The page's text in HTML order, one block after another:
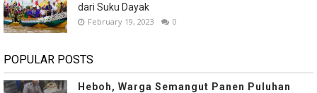
dari Suku Dayak
February 19, 2023 0
POPULAR POSTS
Heboh, Warga Semangut Panen Puluhan